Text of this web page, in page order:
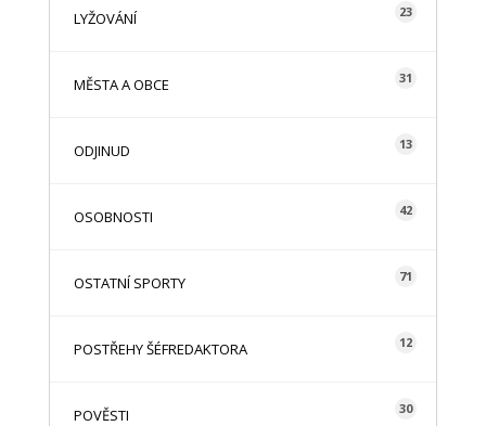
LYŽOVÁNÍ 23
MĚSTA A OBCE 31
ODJINUD 13
OSOBNOSTI 42
OSTATNÍ SPORTY 71
POSTŘEHY ŠÉFREDAKTORA 12
POVĚSTI 30